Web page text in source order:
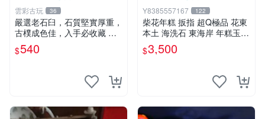
雲彩古玩 36
嚴選老石臼，石質堅實厚重，
古樸成色佳，入手必收藏 石
臼 古代 石磨
$540
Y8385557167 122
柴花年糕 扳指 超Q極品 花東
本土 海洗石 東海岸 年糕玉
（非 和田 和闐玉 白玉 羊脂
總統石）
$3,500